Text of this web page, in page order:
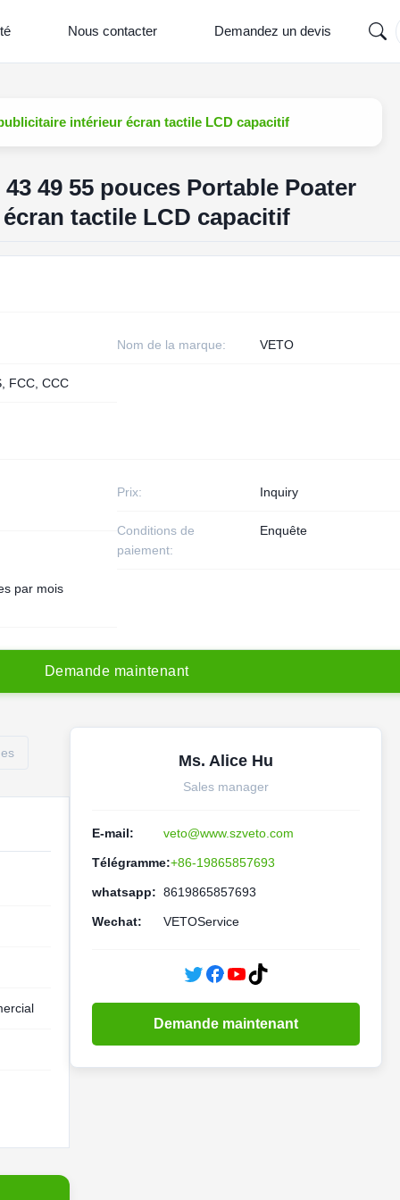
Nous contacter Demandez un devis
intérieur écran tactile LCD capacitif
49 55 pouces Portable Poater
tactile LCD capacitif
Nom de la marque: VETO
FCC, CCC
Prix: Inquiry
Conditions de
paiement:
Enquête
par mois
Demande maintenant
Ms. Alice Hu
Sales manager
E-mail: veto@www.szveto.com
Télégramme:+86-19865857693
whatsapp: 8619865857693
Wechat: VETOService
Demande maintenant